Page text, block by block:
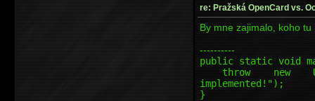
re: Pražská OpenCard vs.
By mne zajimalo, koho
----------
public static void
throw new
implemented!");
}